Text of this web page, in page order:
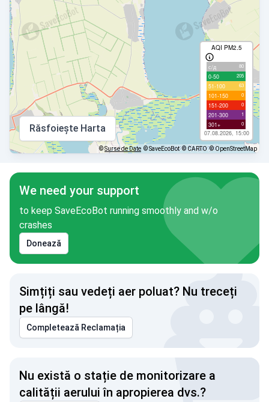
AQI PM2.5
с/д 80
0-50 205
51-100 63
101-150 0
151-200 0
201-300 1
301+ 0
07.08.2026, 15:00
Răsfoiește Harta
©Surse de Date © SaveEcoBot © CARTO © OpenStreetMap
We need your support
to keep SaveEcoBot running smoothly and w/o
crashes
Donează
Simțiți sau vedeți aer poluat? Nu treceți
pe lângă!
Completează Reclamația
Nu există o stație de monitorizare a
calității aerului în apropierea dvs.?